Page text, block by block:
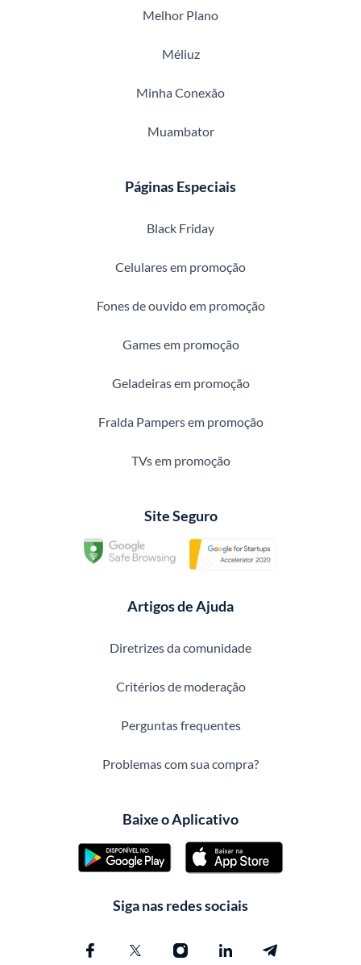
Melhor Plano
Méliuz
Minha Conexão
Muambator
Páginas Especiais
Black Friday
Celulares em promoção
Fones de ouvido em promoção
Games em promoção
Geladeiras em promoção
Fralda Pampers em promoção
TVs em promoção
Site Seguro
Artigos de Ajuda
Diretrizes da comunidade
Critérios de moderação
Perguntas frequentes
Problemas com sua compra?
Baixe o Aplicativo
Siga nas redes sociais